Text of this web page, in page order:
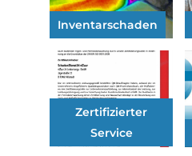
Inventarschaden
Zertifizierter
Service